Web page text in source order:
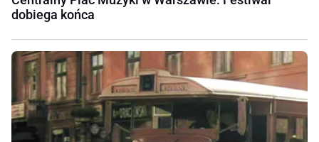
dobiega końca